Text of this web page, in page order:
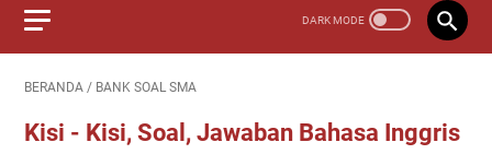
BERANDA / BANK SOAL SMA
Kisi - Kisi, Soal, Jawaban Bahasa Inggris